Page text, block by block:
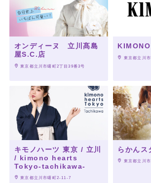
一蔵 銀座本店
一蔵 旭川店
オンディーヌ 立川髙島
屋S.C.店
東京都立川市曙町2丁目39番3号
東京都立川
キモノハーツ 東京 / 立川
/ kimono hearts
Tokyo-tachikawa-
東京都立川市曙町2-11-7
らかんス
東京都立川